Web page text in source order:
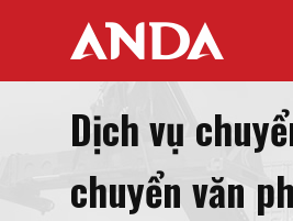
Dịch vụ
chuyển văn